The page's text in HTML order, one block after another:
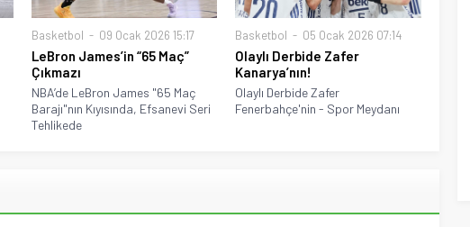
Basketbol 09 Ocak 2026 15:17
LeBron James’in “65 Maç”
Çıkmazı
NBA’de LeBron James "65 Maç
Barajı"nın Kıyısında, Efsanevi Seri
Tehlikede
Basketbol 05 Ocak 2026 07:14
Olaylı Derbide Zafer
Kanarya’nın!
Olaylı Derbide Zafer
Fenerbahçe'nin - Spor Meydanı